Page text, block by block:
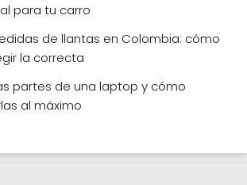
para tu carro
de llantas en Colombia: cómo
la correcta
partes de una laptop y cómo
al máximo